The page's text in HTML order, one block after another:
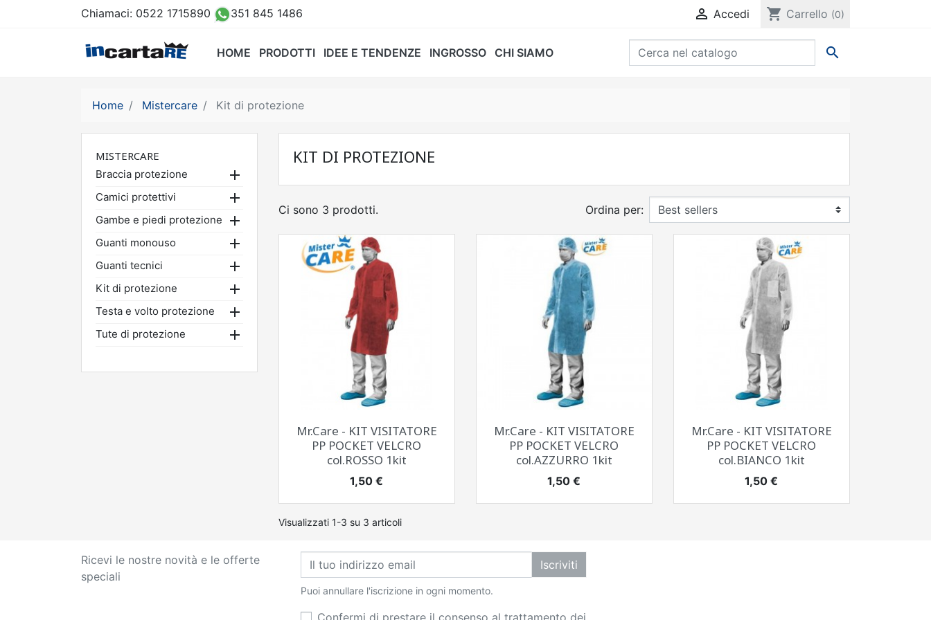
Chiamaci: 0522 1715890 351 845 1486  Accedi shopping_cart Carrello (0)
HOME PRODOTTI IDEE E TENDENZE INGROSSO CHI SIAMO 
Home Mistercare Kit di protezione
MISTERCARE
Braccia protezione 
Camici protettivi 
Gambe e piedi protezione 
Guanti monouso 
Guanti tecnici 
Kit di protezione 
Testa e volto protezione 
Tute di protezione 
KIT DI PROTEZIONE
Ci sono 3 prodotti. Ordina per:
Mr.Care - KIT VISITATORE
PP POCKET VELCRO
col.ROSSO 1kit
Prezzo
1,50 €
Mr.Care - KIT VISITATORE
PP POCKET VELCRO
col.AZZURRO 1kit
Prezzo
1,50 €
Mr.Care - KIT VISITATORE
PP POCKET VELCRO
col.BIANCO 1kit
Prezzo
1,50 €
Visualizzati 1-3 su 3 articoli
Ricevi le nostre novità e le offerte
speciali
Iscriviti
Puoi annullare l'iscrizione in ogni momento.
Confermi di prestare il consenso al trattamento dei